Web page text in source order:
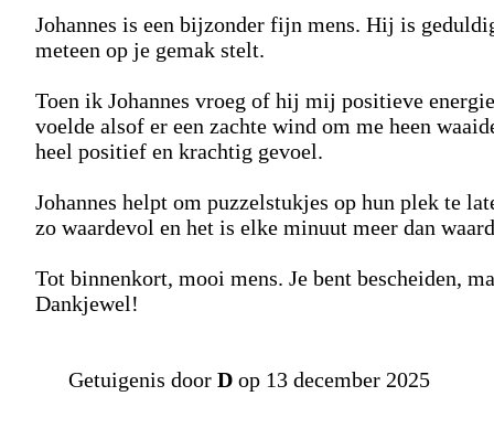
Johannes is een bijzonder fijn mens. Hij is
meteen op je gemak stelt.
Toen ik Johannes vroeg of hij mij positieve
voelde alsof er een zachte wind om me heen
heel positief en krachtig gevoel.
Johannes helpt om puzzelstukjes op hun plek te
zo waardevol en het is elke minuut meer dan
Tot binnenkort, mooi mens. Je bent bescheiden,
Dankjewel!
Getuigenis door D op 13 december 2025